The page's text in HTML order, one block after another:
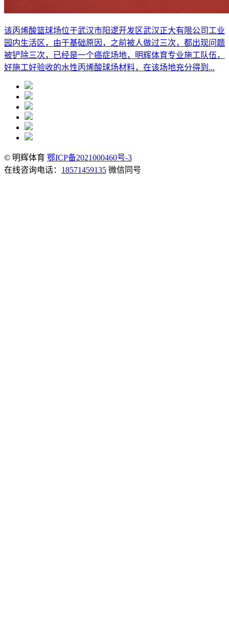
该丙烯酸篮球场位于武汉市阳逻开发区武汉正大有限公司工业
园内生活区，由于基础原因，之前被人做过三次，都出现问题
被铲除三次，已经是一个癌症场地，明辉体育专业施工队伍，
好施工好验收的水性丙烯酸球场材料，在该场地充分得到...
© 明辉体育 鄂ICP备2021000460号-3
在线咨询电话： 18571459135 微信同号